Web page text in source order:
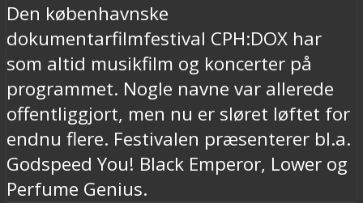
Den københavnske
dokumentarfilmfestival CPH:DOX har
som altid musikfilm og koncerter på
programmet. Nogle navne var allerede
offentliggjort, men nu er sløret løftet for
endnu flere. Festivalen præsenterer bl.a.
Godspeed You! Black Emperor, Lower og
Perfume Genius.